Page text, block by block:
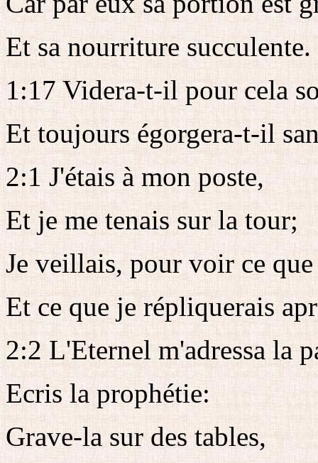
Et sa nourriture succulente.
1:17 Videra-t-il pour cela
Et toujours égorgera-t-il
2:1 J'étais à mon poste,
Et je me tenais sur la tour;
Je veillais, pour voir ce
Et ce que je répliquerais
2:2 L'Eternel m'adressa la
Ecris la prophétie:
Grave-la sur des tables,